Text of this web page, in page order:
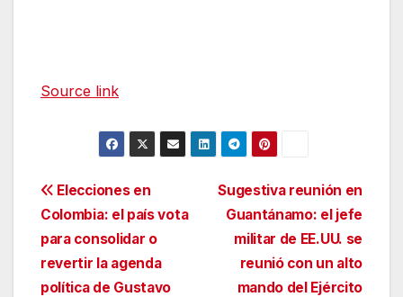
Source link
Navegación
de
entradas
Sugestiva reunión en
Guantánamo: el jefe
militar de EE.UU. se
reunió con un alto
mando del Ejército
Elecciones en
Colombia: el país vota
para consolidar o
revertir la agenda
política de Gustavo